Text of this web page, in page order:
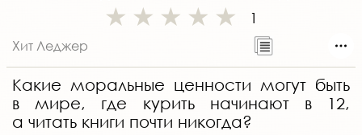
1
Хит Леджер
Какие моральные ценности могут быть
в мире, где курить начинают в 12,
а читать книги почти никогда?